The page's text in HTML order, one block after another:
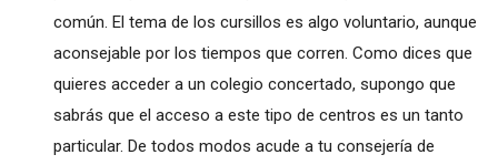
común. El tema de los cursillos es algo voluntario, aunque
aconsejable por los tiempos que corren. Como dices que
quieres acceder a un colegio concertado, supongo que
sabrás que el acceso a este tipo de centros es un tanto
particular. De todos modos acude a tu consejería de